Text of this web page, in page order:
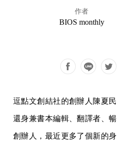
作者
BIOS monthly
逗點文創結社的創辦人陳夏
還身兼書本編輯、翻譯者、
創辦人，最近更多了個新的